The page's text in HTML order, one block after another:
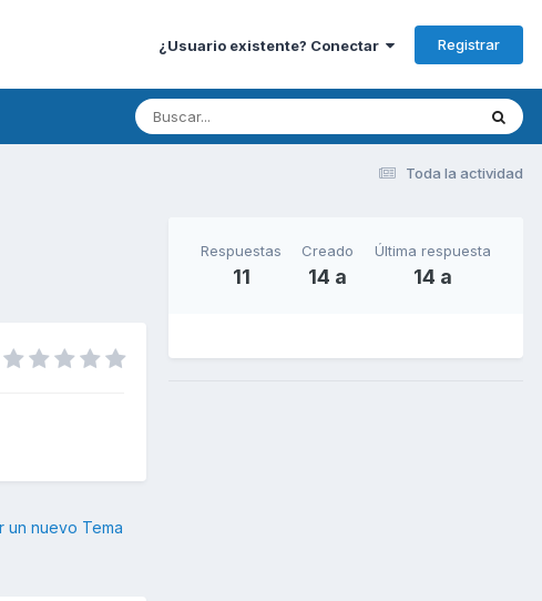
¿Usuario existente? Conectar Registrar
Toda la actividad
un nuevo Tema
Respuestas
11
Creado
14 a
Última respuesta
14 a